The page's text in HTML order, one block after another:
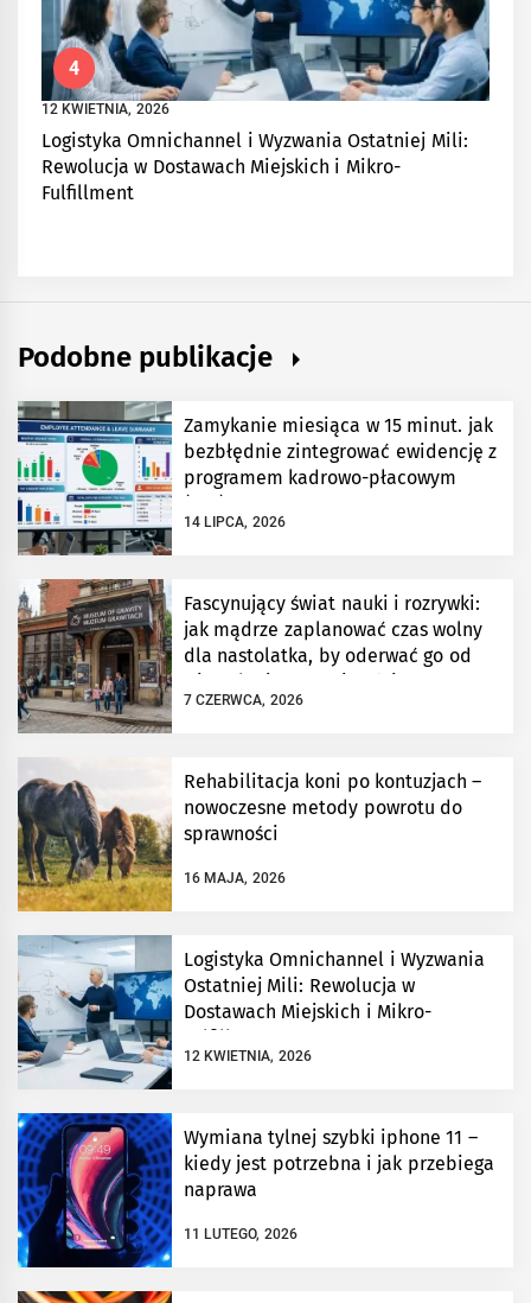
4
12 KWIETNIA, 2026
Logistyka Omnichannel i Wyzwania Ostatniej Mili:
Rewolucja w Dostawach Miejskich i Mikro-
Fulfillment
Podobne publikacje
Zamykanie miesiąca w 15 minut. jak
bezbłędnie zintegrować ewidencję z
programem kadrowo-płacowym
14 LIPCA, 2026
Fascynujący świat nauki i rozrywki:
jak mądrze zaplanować czas wolny
dla nastolatka, by oderwać go od
7 CZERWCA, 2026
Rehabilitacja koni po kontuzjach –
nowoczesne metody powrotu do
sprawności
16 MAJA, 2026
Logistyka Omnichannel i Wyzwania
Ostatniej Mili: Rewolucja w
Dostawach Miejskich i Mikro-
12 KWIETNIA, 2026
Wymiana tylnej szybki iphone 11 –
kiedy jest potrzebna i jak przebiega
naprawa
11 LUTEGO, 2026